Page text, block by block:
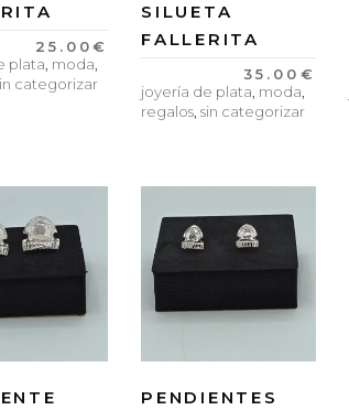
25.00€
plata, moda,
categorizar
SILUETA
FALLERITA
35.00 €
joyería de plata, moda,
regalos,sin categorizar
PENDIENTES